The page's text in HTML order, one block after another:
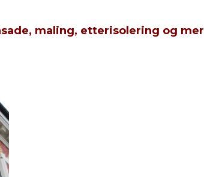
maling, etterisolering og mer